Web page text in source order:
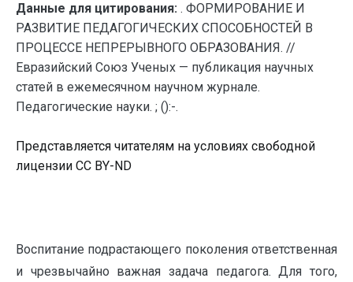
Данные для цитирования: . ФОРМИРОВАНИЕ И
РАЗВИТИЕ ПЕДАГОГИЧЕСКИХ СПОСОБНОСТЕЙ В
ПРОЦЕССЕ НЕПРЕРЫВНОГО ОБРАЗОВАНИЯ. //
Евразийский Союз Ученых — публикация научных
статей в ежемесячном научном журнале.
Педагогические науки. ; ():-.
Представляется читателям на условиях свободной
лицензии CC BY-ND
Воспитание подрастающего поколения ответственная
и чрезвычайно важная задача педагога. Для того,